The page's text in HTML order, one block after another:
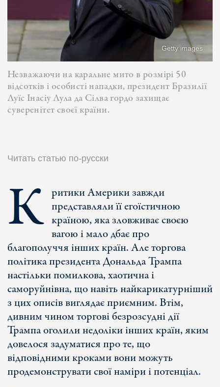
Getty images
Незважаючи на каральне мито в розмірі 50
відсотків і особисті нападки, президент Бразилії
Луїс Інасіу Лула да Сілва гордо захищає
суверенітет своєї країни.
Читать статью по-русски
К ритики Америки завжди
представляли її егоїстичною
країною, яка зловживає своєю
вагою і мало дбає про
благополуччя інших країн. Але торгова
політика президента Дональда Трампа
настільки помилкова, хаотична і
саморуйнівна, що навіть найкарикатурніший
з цих описів виглядає приємним. Втім,
дивним чином торгові безрозсудні дії
Трампа оголили недоліки інших країн, яким
довелося задуматися про те, що
відповідними кроками вони можуть
продемонструвати свої наміри і потенціал.